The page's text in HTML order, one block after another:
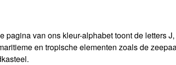
pagina van ons kleur-alphabet toont de letters
en tropische elementen zoals de